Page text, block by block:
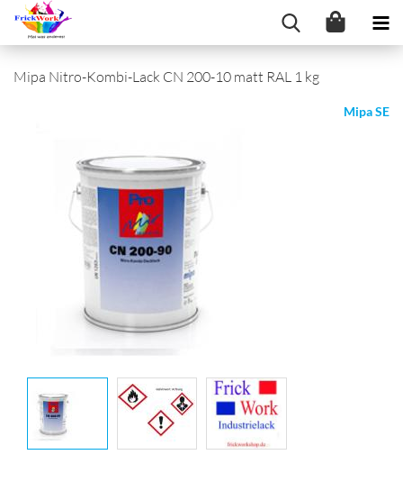
Mipa Nitro-Kombi-Lack CN 200-10 matt RAL 1 kg
Mipa SE